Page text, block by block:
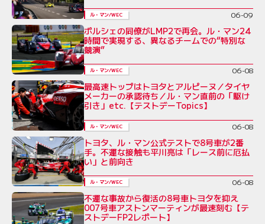
ル・マン/WEC 06-09
ポルシェの同僚がLMP2で再会。ル・マン24
時間で実現する、異なるチームでの“特別な
競演”
ル・マン/WEC 06-08
最高速トップはトヨタとアルピーヌ／タイヤ
メーカーの承認待ち／ル・マン直前の「駆け
引き」etc.【テストデーTopics】
ル・マン/WEC 06-08
トヨタ、ル・マン公式テストで8号車が2番
手。不運な接触も平川亮は「レース前に厄払
い」と前向き
ル・マン/WEC 06-08
不運な事故から復活の8号車トヨタを抑え
007号車アストンマーティンが最速刻む【テ
ストデーFP2レポート】